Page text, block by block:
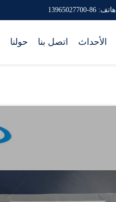
هاتف: 86-13965027700
حولنا اتصل بنا الأحداث